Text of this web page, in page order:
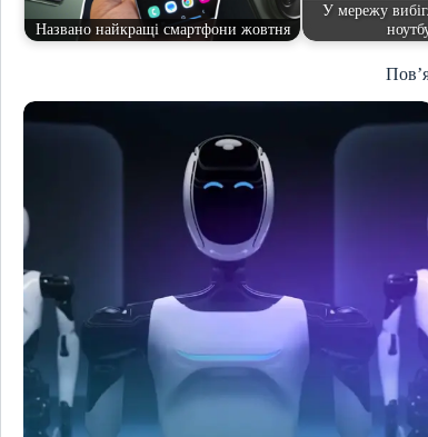
Названо найкращі смартфони жовтня
У мережу